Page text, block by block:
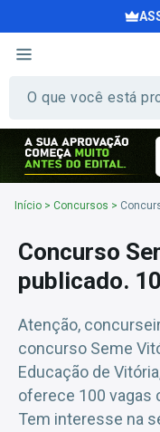
Início > Concursos >
Concurso
publicado.
Atenção,
concurso Seme
Educação de
oferece 100 vagas
Tem interesse na